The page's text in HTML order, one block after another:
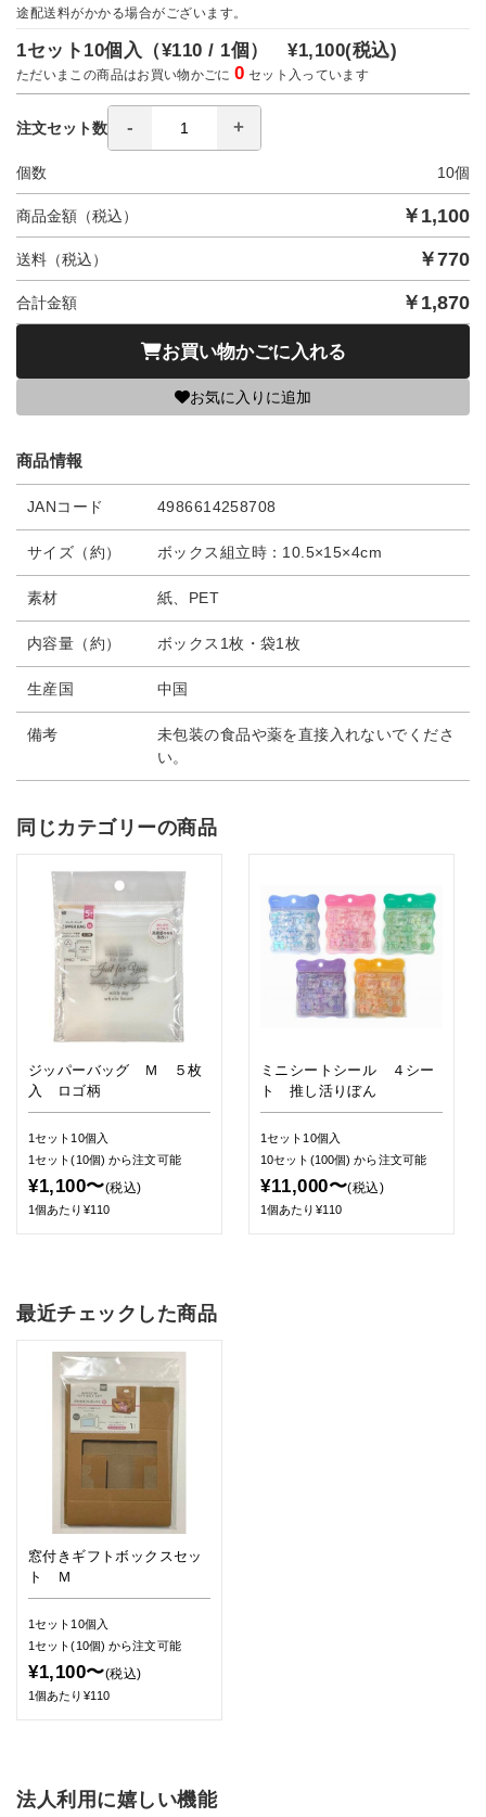
途配送料がかかる場合がございます。
1セット10個入（¥110 / 1個）¥1,100(税込)
ただいまこの商品はお買い物かごに0 セット入っています
注文セット数
個数 10個
商品金額（税込） ￥ 1,100
送料（税込） ￥770
合計金額 ￥ 1,870
お買い物かごに入れる
お気に入りに追加
商品情報
JANコード 4986614258708
サイズ（約） ボックス組立時：10.5×15×4cm
素材 紙、PET
内容量（約） ボックス1枚・袋1枚
生産国 中国
備考
未包装の食品や薬を直接入れないでくださ
い。
同じカテゴリーの商品
ジッパーバッグ Ｍ ５枚
入 ロゴ柄
1セット10個入
1セット(10個)から注文可能
¥1,100〜(税込)
1個あたり¥110
ミニシートシール ４シー
ト 推し活りぼん
1セット10個入
10セット(100個)から注文可能
¥11,000〜(税込)
1個あたり¥110
最近チェックした商品
窓付きギフトボックスセッ
ト Ｍ
1セット10個入
1セット(10個)から注文可能
¥1,100〜(税込)
1個あたり¥110
法人利用に嬉しい機能